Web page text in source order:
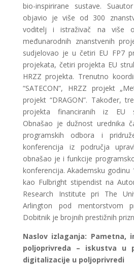
bio-inspirirane sustave.
objavio je više od 300
voditelj i istraživač na više
međunarodnih znanstvenih
sudjelovao je u četiri EU FP7
projekata, četiri projekta EU
HRZZ projekta. Trenutno
“SATECON”, HRZZ projekt
projekt “DRAGON”. Također,
projekta financiranih iz EU
Obnašao je dužnost urednika
programskih odbora i
konferencija iz područja
obnašao je i funkcije
konferencija. Akademsku godinu
kao Fulbright stipendist na
Research Institute pri The
Arlington pod mentorstvom
Dobitnik je brojnih prestižnih
Naslov izlaganja: Pametna,
poljoprivreda – iskustva u
digitalizacije u poljoprivredi